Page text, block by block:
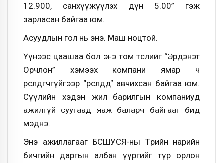
12.900, санхүүжүүлэх дүн 5.00” гэж
зарласан байгаа юм.
Асуудлын гол нь энэ. Маш ноцтой.
Үүнээс цаашаа бол энэ том төслийг “Эрдэнэт
Орчлон” хэмээх компани ямар ч
өрсөлдөгчгүйгээр “өрсөлдөөд” авчихсан байгаа юм.
Сүүлийн хэдэн жил барилгын компаниуд
ажилгүй суугаад яаж баларч байгааг бид
мэднэ.
Энэ ажиллагааг БСШУСЯ-ны Төрийн нарийн
бичгийн даргын албан үүргийг түр орлон